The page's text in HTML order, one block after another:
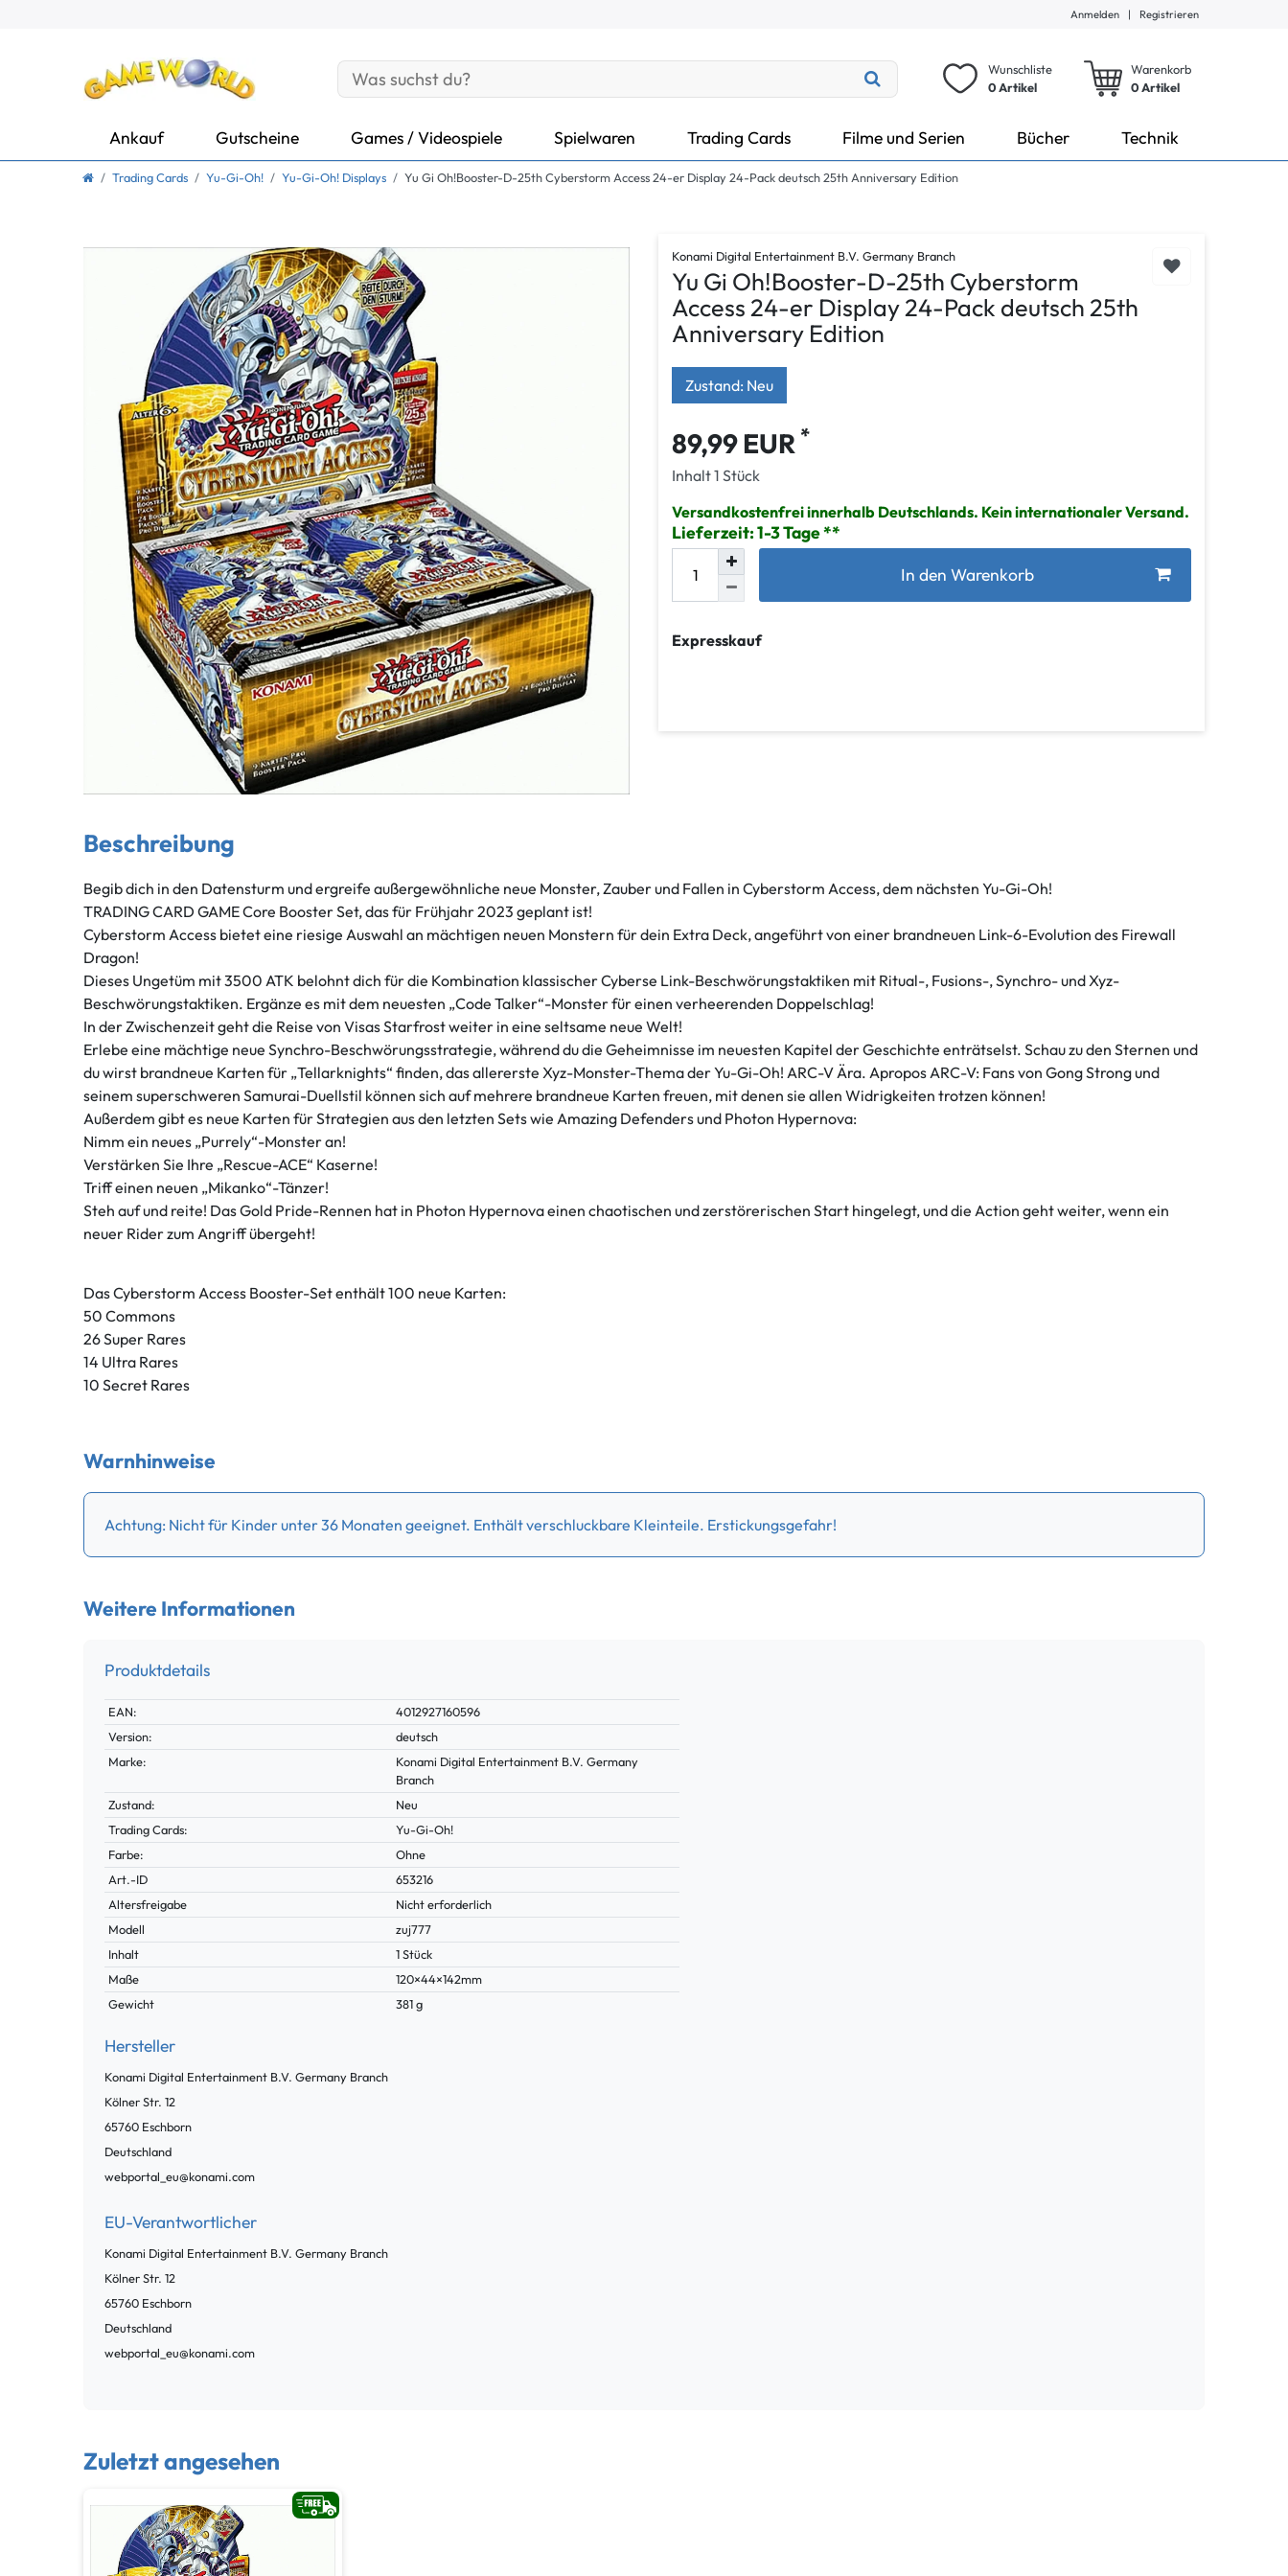
Anmelden | Registrieren
Wunschliste
0 Artikel
Warenkorb
0Artikel
Ankauf Gutscheine Games / Videospiele Spielwaren Trading Cards Filme und Serien Bücher Technik
Trading Cards Yu-Gi-Oh! Yu-Gi-Oh! Displays Yu Gi Oh!Booster-D-25th Cyberstorm Access 24-er Display 24-Pack deutsch 25th Anniversary Edition
Konami Digital Entertainment B.V. Germany Branch
Yu Gi Oh!Booster-D-25th Cyberstorm
Access 24-er Display 24-Pack deutsch 25th
Anniversary Edition
Zustand: Neu
89,99 EUR *
Inhalt1 Stück
Versandkostenfrei innerhalb Deutschlands. Kein internationaler Versand.
Lieferzeit: 1-3 Tage
In den Warenkorb
Expresskauf
Beschreibung
Begib dich in den Datensturm und ergreife außergewöhnliche neue Monster, Zauber und Fallen in Cyberstorm Access, dem nächsten Yu-Gi-Oh!
TRADING CARD GAME Core Booster Set, das für Frühjahr 2023 geplant ist!
Cyberstorm Access bietet eine riesige Auswahl an mächtigen neuen Monstern für dein Extra Deck, angeführt von einer brandneuen Link-6-Evolution des Firewall
Dragon!
Dieses Ungetüm mit 3500 ATK belohnt dich für die Kombination klassischer Cyberse Link-Beschwörungstaktiken mit Ritual-, Fusions-, Synchro- und Xyz-
Beschwörungstaktiken. Ergänze es mit dem neuesten „Code Talker“-Monster für einen verheerenden Doppelschlag!
In der Zwischenzeit geht die Reise von Visas Starfrost weiter in eine seltsame neue Welt!
Erlebe eine mächtige neue Synchro-Beschwörungsstrategie, während du die Geheimnisse im neuesten Kapitel der Geschichte enträtselst. Schau zu den Sternen und
du wirst brandneue Karten für „Tellarknights“ finden, das allererste Xyz-Monster-Thema der Yu-Gi-Oh! ARC-V Ära. Apropos ARC-V: Fans von Gong Strong und
seinem superschweren Samurai-Duellstil können sich auf mehrere brandneue Karten freuen, mit denen sie allen Widrigkeiten trotzen können!
Außerdem gibt es neue Karten für Strategien aus den letzten Sets wie Amazing Defenders und Photon Hypernova:
Nimm ein neues „Purrely“-Monster an!
Verstärken Sie Ihre „Rescue-ACE“ Kaserne!
Triff einen neuen „Mikanko“-Tänzer!
Steh auf und reite! Das Gold Pride-Rennen hat in Photon Hypernova einen chaotischen und zerstörerischen Start hingelegt, und die Action geht weiter, wenn ein
neuer Rider zum Angriff übergeht!
Das Cyberstorm Access Booster-Set enthält 100 neue Karten:
50 Commons
26 Super Rares
14 Ultra Rares
10 Secret Rares
Warnhinweise
Achtung: Nicht für Kinder unter 36 Monaten geeignet. Enthält verschluckbare Kleinteile. Erstickungsgefahr!
Weitere Informationen
Produktdetails
Technisches
Merkmal
Wert
EAN:
4012927160596
Version:
deutsch
Marke:
Konami Digital Entertainment B.V. Germany
Branch
Zustand:
Neu
Trading Cards:
Yu-Gi-Oh!
Farbe:
Ohne
Technisches
Merkmal
Wert
Art.-ID
653216
Altersfreigabe
Nicht erforderlich
Modell
zuj777
Inhalt
1 Stück
Maße
120×44×142mm
Gewicht
381 g
Hersteller
Konami Digital Entertainment B.V. Germany Branch
Kölner Str. 12
65760 Eschborn
Deutschland
webportal_eu@konami.com
EU-Verantwortlicher
Konami Digital Entertainment B.V. Germany Branch
Kölner Str. 12
65760 Eschborn
Deutschland
webportal_eu@konami.com
Zuletzt angesehen